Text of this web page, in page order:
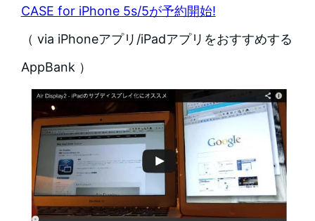
CASE for iPhone 5s/5が予約開始!
（ via iPhoneアプリ/iPadアプリをおすすめする
AppBank ）